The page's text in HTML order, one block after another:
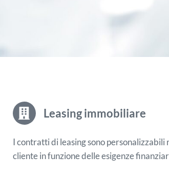
Leasing immobiliare
I contratti di leasing sono
cliente in funzione delle esigenze